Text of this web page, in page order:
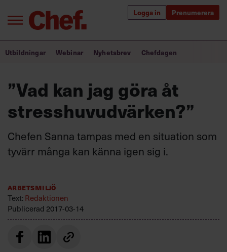
Logga in Prenumerera
Annonsera
Om oss
Kontakta oss
Kundservice
Villkor och policy för
personuppgiftsbehandling
Bra ledare förändrar världen
Utbildning för ledare
Chefakademin+
Populära utbildningar
Utbildningar Webinar Nyhetsbrev Chefdagen
”Vad kan jag göra åt
stresshuvudvärken?”
Chefen Sanna tampas med en situation som
tyvärr många kan känna igen sig i.
Arbetsmiljö
Text: Redaktionen
Publicerad 2017-03-14